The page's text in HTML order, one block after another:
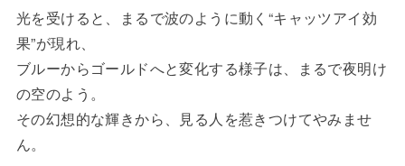
光を受けると、まるで波のように動く“キャッツアイ効
果”が現れ、
ブルーからゴールドへと変化する様子は、まるで夜明け
の空のよう。
その幻想的な輝きから、見る人を惹きつけてやみませ
ん。